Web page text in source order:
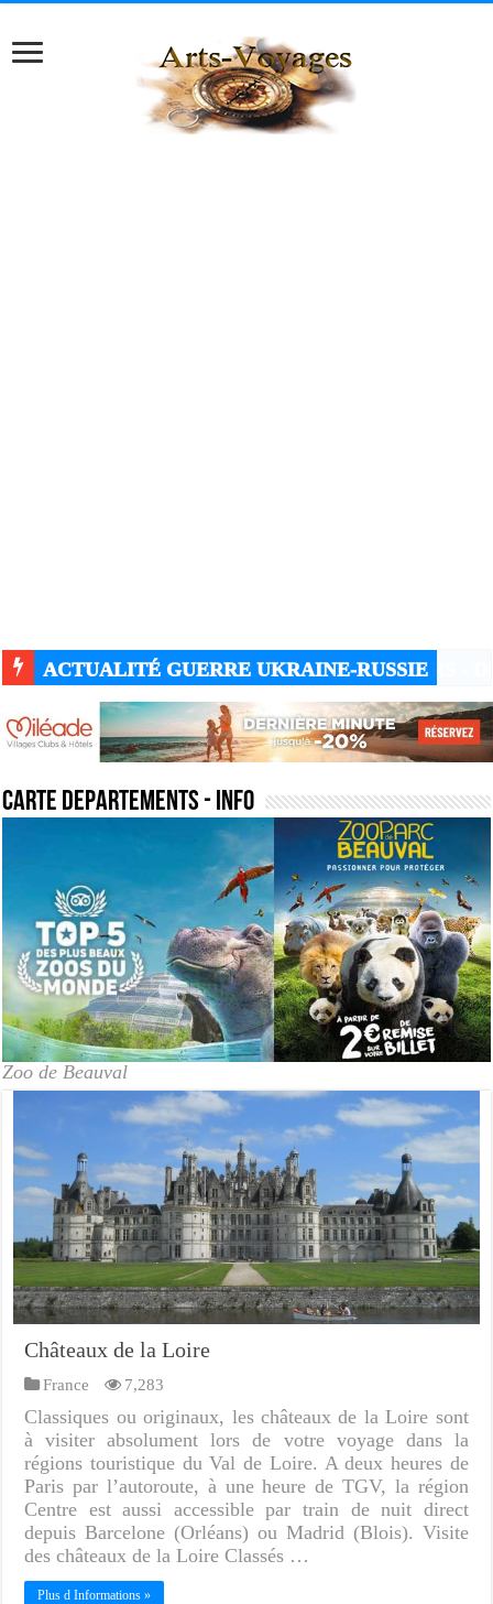
ACTUALITÉ GUERRE UKRAINE-RUSSIE
carte departements - Info
Zoo de Beauval
Châteaux de la Loire
France 7,283
Classiques ou originaux, les châteaux de la Loire sont
à visiter absolument lors de votre voyage dans la
régions touristique du Val de Loire. A deux heures de
Paris par l’autoroute, à une heure de TGV, la région
Centre est aussi accessible par train de nuit direct
depuis Barcelone (Orléans) ou Madrid (Blois). Visite
des châteaux de la Loire Classés …
Plus d Informations »